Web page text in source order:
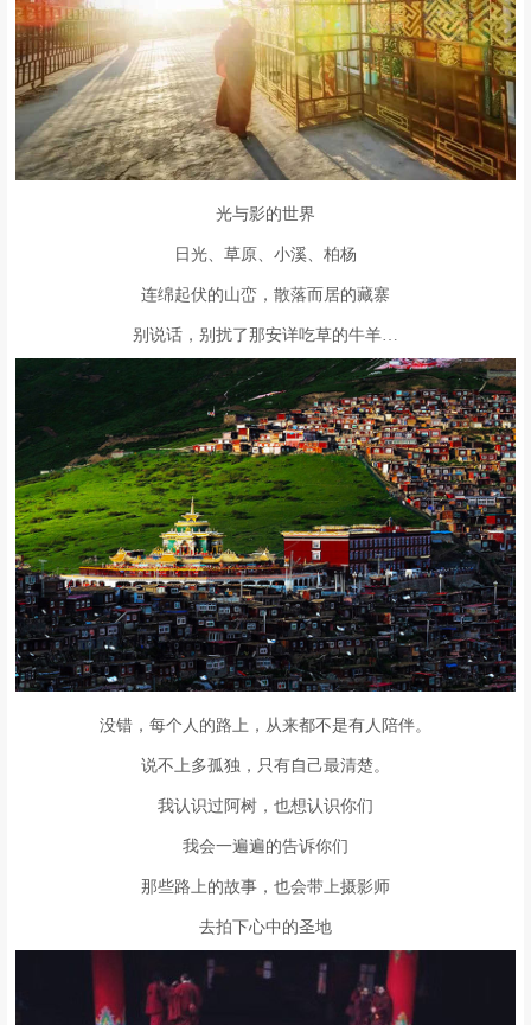
光与影的世界
日光、草原、小溪、柏杨
连绵起伏的山峦，散落而居的藏寨
别说话，别扰了那安详吃草的牛羊…
没错，每个人的路上，从来都不是有人陪伴。
说不上多孤独，只有自己最清楚。
我认识过阿树，也想认识你们
我会一遍遍的告诉你们
那些路上的故事，也会带上摄影师
去拍下心中的圣地